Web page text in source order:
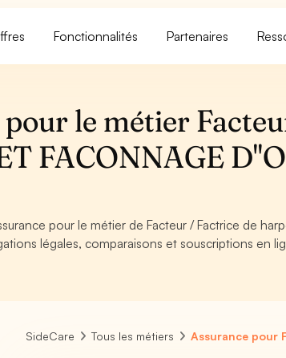
Fonctionnalités Partenaires
pour le métier
FACONNAGE
pour le métier de Facteur / Factrice de
légales, comparaisons et souscriptions en
SideCare Tous les métiers Assurance pour